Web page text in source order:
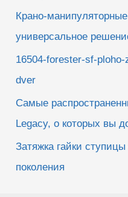
Крано-
универсальное
16504-forester-sf-
dver
Самые
Legacy, о которых вы
Затяжка гайки
поколения